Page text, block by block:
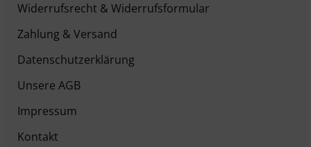
Widerrufsrecht & Widerrufsformular
Zahlung & Versand
Datenschutzerklärung
Unsere AGB
Impressum
Kontakt